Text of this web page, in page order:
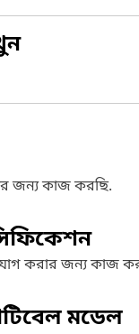
জন্য কাজ করছি.
করার জন্য কাজ
মডেল